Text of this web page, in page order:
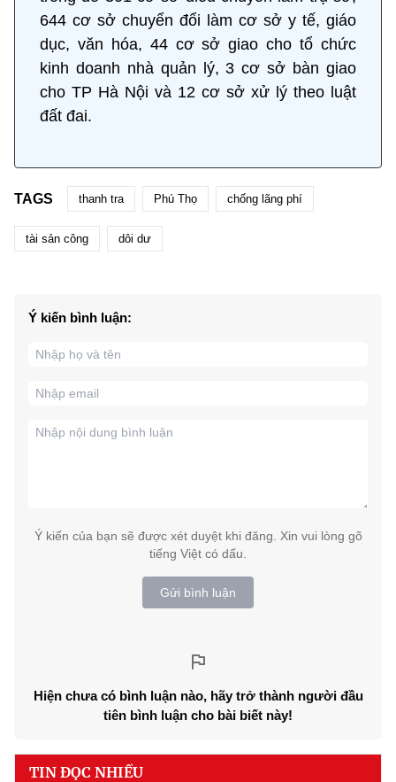
644 cơ sở chuyển đổi làm cơ sở y tế, giáo
dục, văn hóa, 44 cơ sở giao cho tổ chức
kinh doanh nhà quản lý, 3 cơ sở bàn giao
cho TP Hà Nội và 12 cơ sở xử lý theo luật
đất đai.
TAGS thanh tra Phú Thọ chống lãng phí
tài sản công dôi dư
Ý kiến bình luận:
Ý kiến của bạn sẽ được xét duyệt khi đăng. Xin vui lòng gõ
tiếng Việt có dấu.
Gửi bình luận
Hiện chưa có bình luận nào, hãy trở thành người đầu
tiên bình luận cho bài biết này!
TIN ĐỌC NHIỀU